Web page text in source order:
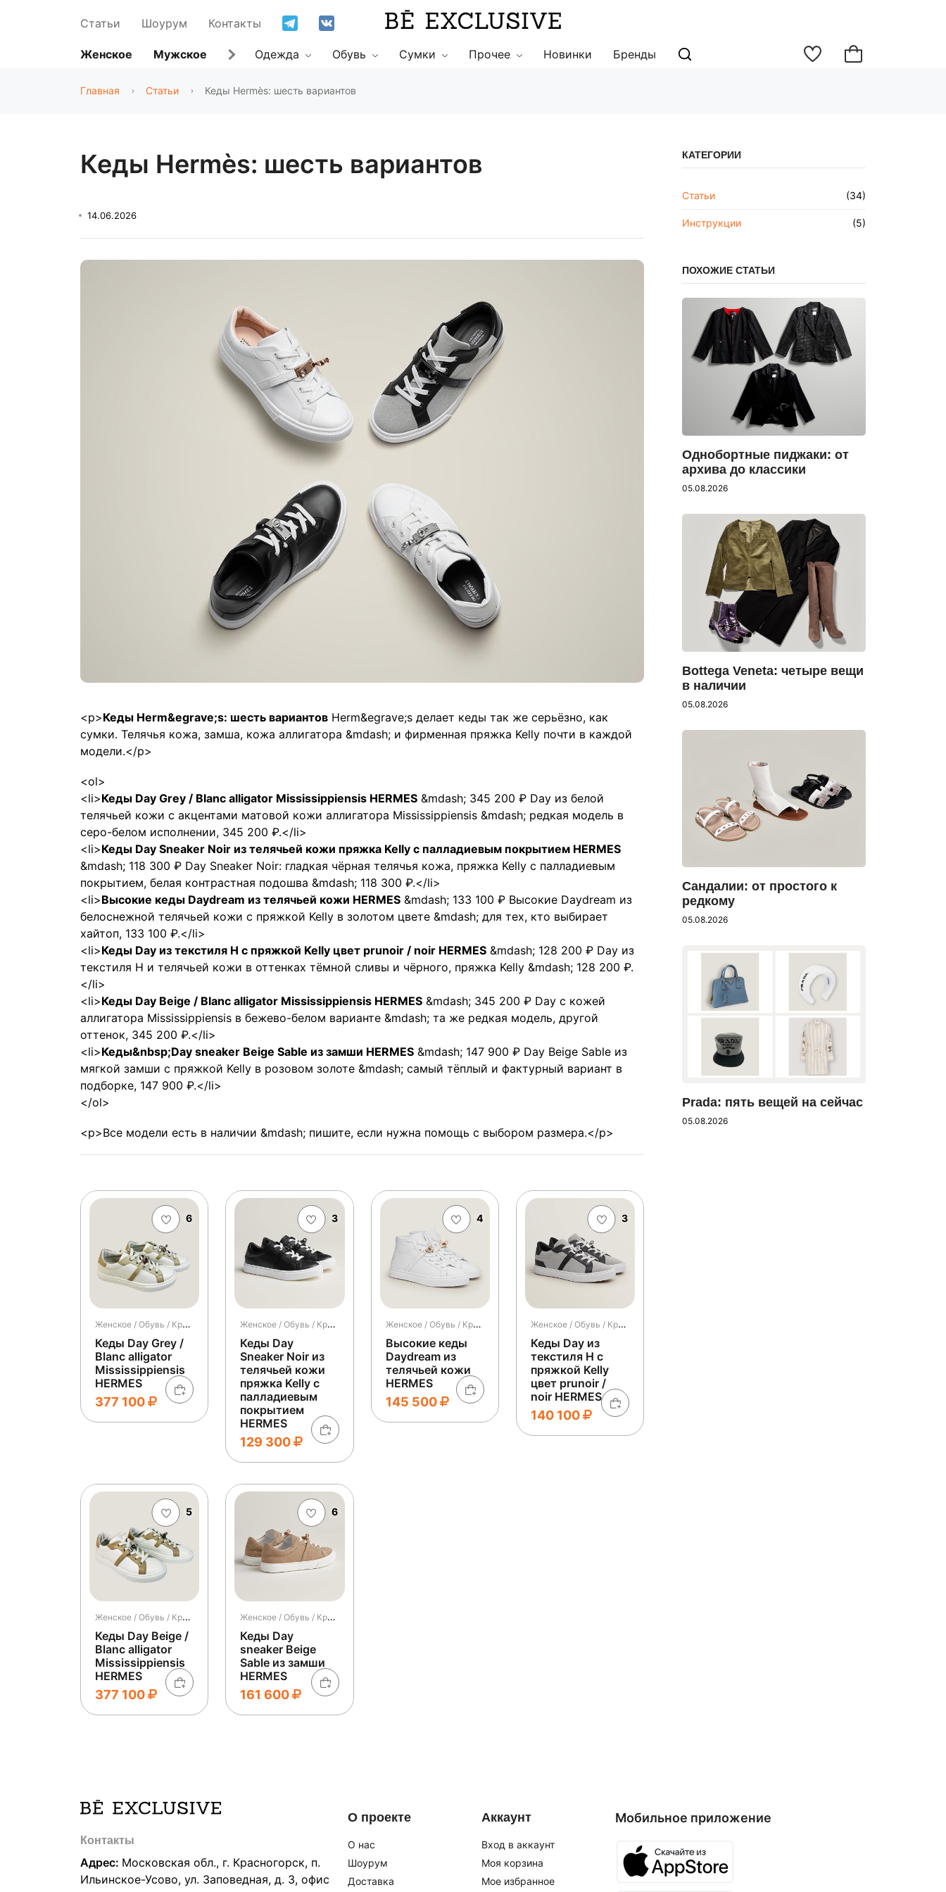
Статьи Шоурум Контакты
Женское Мужское Одежда Обувь Сумки Прочее Новинки Бренды
Главная Статьи Кеды Hermès: шесть вариантов
Кеды Hermès: шесть вариантов
14.06.2026
<p>Кеды Herm&egrave;s: шесть вариантов Herm&egrave;s делает кеды так же серьёзно, как
сумки. Телячья кожа, замша, кожа аллигатора &mdash; и фирменная пряжка Kelly почти в каждой
модели.</p>
<ol>
<li>Кеды Day Grey / Blanc alligator Mississippiensis HERMES &mdash; 345 200 ₽ Day из белой
телячьей кожи с акцентами матовой кожи аллигатора Mississippiensis &mdash; редкая модель в
серо-белом исполнении, 345 200 ₽.</li>
<li>Кеды Day Sneaker Noir из телячьей кожи пряжка Kelly с палладиевым покрытием HERMES
&mdash; 118 300 ₽ Day Sneaker Noir: гладкая чёрная телячья кожа, пряжка Kelly с палладиевым
покрытием, белая контрастная подошва &mdash; 118 300 ₽.</li>
<li>Высокие кеды Daydream из телячьей кожи HERMES &mdash; 133 100 ₽ Высокие Daydream из
белоснежной телячьей кожи с пряжкой Kelly в золотом цвете &mdash; для тех, кто выбирает
хайтоп, 133 100 ₽.</li>
<li>Кеды Day из текстиля H с пряжкой Kelly цвет prunoir / noir HERMES &mdash; 128 200 ₽ Day из
текстиля H и телячьей кожи в оттенках тёмной сливы и чёрного, пряжка Kelly &mdash; 128 200 ₽.
</li>
<li>Кеды Day Beige / Blanc alligator Mississippiensis HERMES &mdash; 345 200 ₽ Day с кожей
аллигатора Mississippiensis в бежево-белом варианте &mdash; та же редкая модель, другой
оттенок, 345 200 ₽.</li>
<li>Кеды&nbsp;Day sneaker Beige Sable из замши HERMES &mdash; 147 900 ₽ Day Beige Sable из
мягкой замши с пряжкой Kelly в розовом золоте &mdash; самый тёплый и фактурный вариант в
подборке, 147 900 ₽.</li>
</ol>
<p>Все модели есть в наличии &mdash; пишите, если нужна помощь с выбором размера.</p>
6
Женское / Обувь / Кроссовки и кеды / Кеды
Кеды Day Grey /
Blanc alligator
Mississippiensis
HERMES
377 100
3
Женское / Обувь / Кроссовки и кеды / Кеды
Кеды Day
Sneaker Noir из
телячьей кожи
пряжка Kelly с
палладиевым
покрытием
HERMES
129 300
4
Женское / Обувь / Кроссовки и кеды / Кеды
Высокие кеды
Daydream из
телячьей кожи
HERMES
145 500
3
Женское / Обувь / Кроссовки и кеды / Кеды
Кеды Day из
текстиля H с
пряжкой Kelly
цвет prunoir /
noir HERMES
140 100
5
Женское / Обувь / Кроссовки и кеды / Кеды
Кеды Day Beige /
Blanc alligator
Mississippiensis
HERMES
377 100
6
Женское / Обувь / Кроссовки и кеды / Кеды
Кеды Day
sneaker Beige
Sable из замши
HERMES
161 600
КАТЕГОРИИ
Статьи (34)
Инструкции (5)
ПОХОЖИЕ СТАТЬИ
Однобортные пиджаки: от
архива до классики
05.08.2026
Bottega Veneta: четыре вещи
в наличии
05.08.2026
Сандалии: от простого к
редкому
05.08.2026
Prada: пять вещей на сейчас
05.08.2026
Контакты
Адрес: Московская обл., г. Красногорск, п.
Ильинское-Усово, ул. Заповедная, д. 3, офис
О проекте
О нас
Шоурум
Доставка
Аккаунт
Вход в аккаунт
Моя корзина
Мое избранное
Мобильное приложение